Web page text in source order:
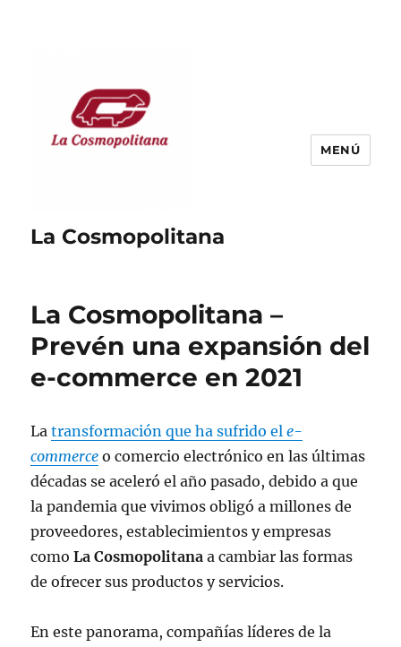
La Cosmopolitana
MENÚ
La Cosmopolitana –
Prevén una expansión del
e-commerce en 2021
Latransformación que ha sufrido ele-
commerce o comercio electrónico en las últimas
décadas se aceleró el año pasado, debido a que
la pandemia que vivimos obligó a millones de
proveedores, establecimientos y empresas
comoLa Cosmopolitana a cambiar las formas
de ofrecer sus productos y servicios.
En este panorama, compañías líderes de la